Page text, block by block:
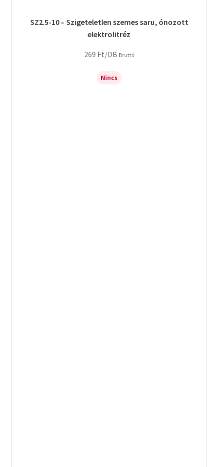
SZ2.5-10 – Szigeteletlen szemes saru, ónozott
elektrolitréz
269 Ft/DB Bruttó
Nincs